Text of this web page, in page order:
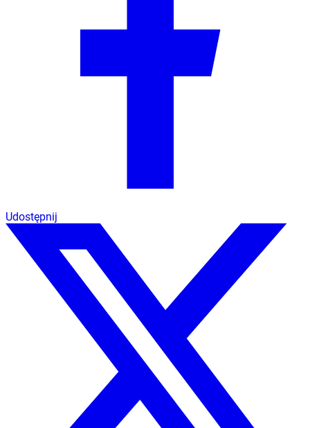
Udostępnij